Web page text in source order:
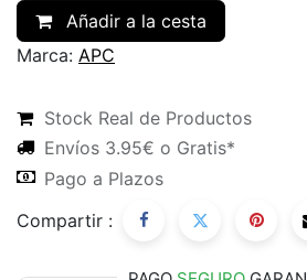
Añadir a la cesta
Marca: APC
Stock Real de Productos
Envíos 3.95€ o Gratis*
Pago a Plazos
Compartir :